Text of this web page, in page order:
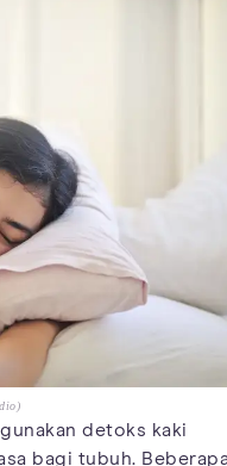
detoks kaki
bagi tubuh.